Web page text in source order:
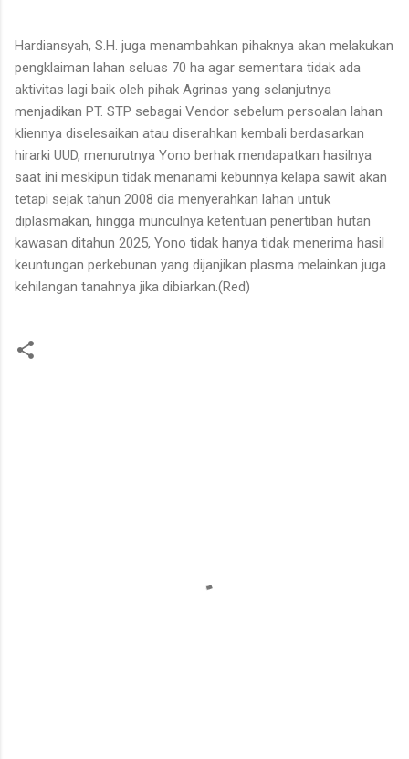
Hardiansyah, S.H. juga menambahkan pihaknya akan melakukan
pengklaiman lahan seluas 70 ha agar sementara tidak ada
aktivitas lagi baik oleh pihak Agrinas yang selanjutnya
menjadikan PT. STP sebagai Vendor sebelum persoalan lahan
kliennya diselesaikan atau diserahkan kembali berdasarkan
hirarki UUD, menurutnya Yono berhak mendapatkan hasilnya
saat ini meskipun tidak menanami kebunnya kelapa sawit akan
tetapi sejak tahun 2008 dia menyerahkan lahan untuk
diplasmakan, hingga munculnya ketentuan penertiban hutan
kawasan ditahun 2025, Yono tidak hanya tidak menerima hasil
keuntungan perkebunan yang dijanjikan plasma melainkan juga
kehilangan tanahnya jika dibiarkan.(Red)